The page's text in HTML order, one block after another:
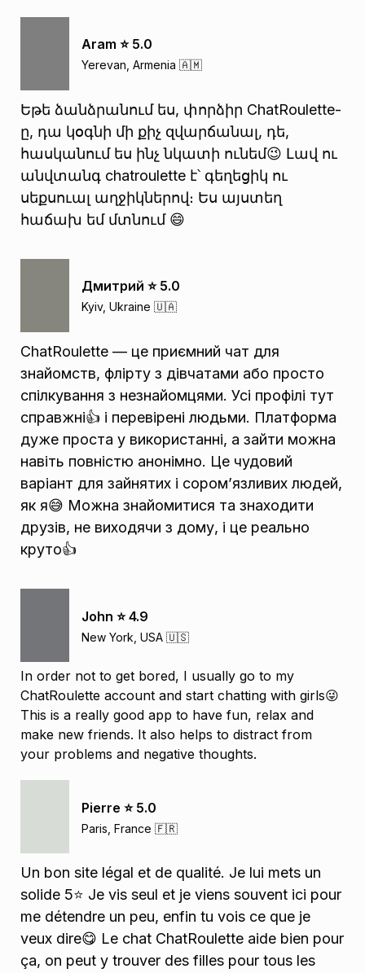
Aram ⭐️ 5.0
Yerevan, Armenia 🇦🇲
Եթե ձանձրանում ես, փորձիր ChatRoulette-
ը, դա կօգնի մի քիչ զվարճանալ, դե,
հասկանում ես ինչ նկատի ունեմ😉 Լավ ու
անվտանգ chatroulette է՝ գեղեցիկ ու
սեքսուալ աղջիկներով։ Ես այստեղ
հաճախ եմ մտնում 😄
Дмитрий ⭐️ 5.0
Kyiv, Ukraine 🇺🇦
ChatRoulette — це приємний чат для
знайомств, флірту з дівчатами або просто
спілкування з незнайомцями. Усі профілі тут
справжні👍 і перевірені людьми. Платформа
дуже проста у використанні, а зайти можна
навіть повністю анонімно. Це чудовий
варіант для зайнятих і сором’язливих людей,
як я😅 Можна знайомитися та знаходити
друзів, не виходячи з дому, і це реально
круто👍
John ⭐️ 4.9
New York, USA 🇺🇸
In order not to get bored, I usually go to my
ChatRoulette account and start chatting with girls😜
This is a really good app to have fun, relax and
make new friends. It also helps to distract from
your problems and negative thoughts.
Pierre ⭐️ 5.0
Paris, France 🇫🇷
Un bon site légal et de qualité. Je lui mets un
solide 5⭐️ Je vis seul et je viens souvent ici pour
me détendre un peu, enfin tu vois ce que je
veux dire😋 Le chat ChatRoulette aide bien pour
ça, on peut y trouver des filles pour tous les